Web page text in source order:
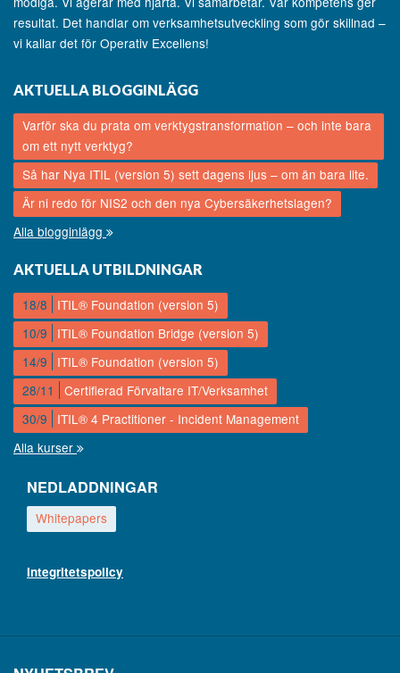
resultat. Det handlar om verksamhetsutveckling som gör skillnad –
vi kallar det för Operativ Excellens!
AKTUELLA BLOGGINLÄGG
Varför ska du prata om verktygstransformation – och inte bara
om ett nytt verktyg?
Så har Nya ITIL (version 5) sett dagens ljus – om än bara lite.
Är ni redo för NIS2 och den nya Cybersäkerhetslagen?
Alla blogginlägg
AKTUELLA UTBILDNINGAR
18/8
ITIL® Foundation (version 5)
10/9
ITIL® Foundation Bridge (version 5)
14/9
ITIL® Foundation (version 5)
28/11
Certifierad Förvaltare IT/Verksamhet
30/9
ITIL® 4 Practitioner - Incident Management
Alla kurser
NEDLADDNINGAR
Whitepapers
Integritetspolicy